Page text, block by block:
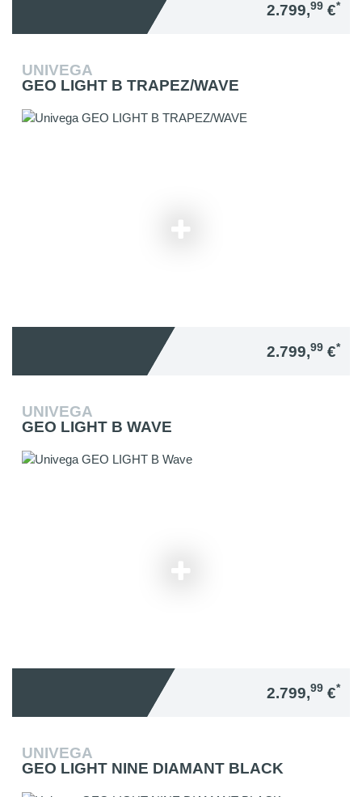
2.799,99 €*
UNIVEGA
GEO LIGHT B TRAPEZ/WAVE
2.799,99 €*
UNIVEGA
GEO LIGHT B WAVE
2.799,99 €*
UNIVEGA
GEO LIGHT NINE DIAMANT BLACK